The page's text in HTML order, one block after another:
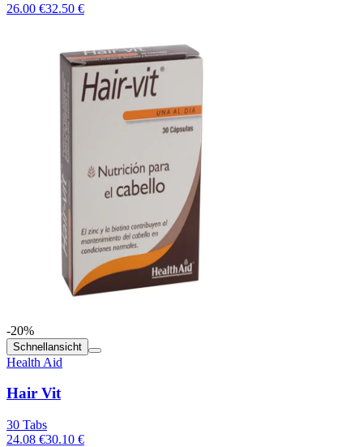
26.00 €32.50 €
-20%
Schnellansicht
Health Aid
Hair Vit
30 Tabs
24.08 €30.10 €